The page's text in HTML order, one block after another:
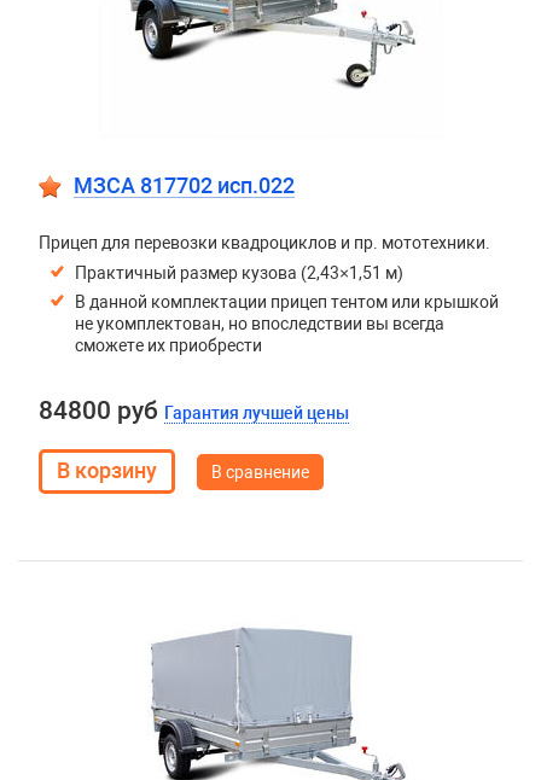
МЗСА 817702 исп.022
Прицеп для перевозки квадроциклов и пр. мототехники.
Практичный размер кузова (2,43×1,51 м)
В данной комплектации прицеп тентом или крышкой
не укомплектован, но впоследствии вы всегда
сможете их приобрести
84800 руб Гарантия лучшей цены
В сравнение